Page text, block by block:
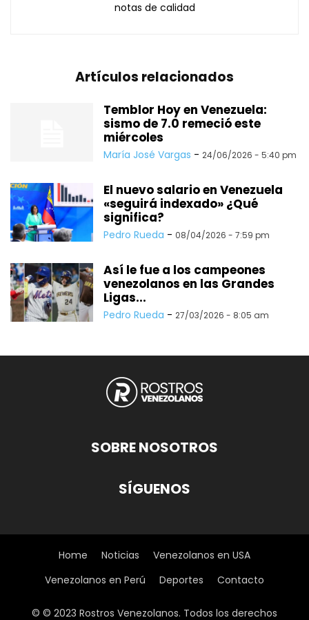
notas de calidad
Artículos relacionados
Temblor Hoy en Venezuela:
sismo de 7.0 remeció este
miércoles
María José Vargas - 24/06/2026 - 5:40 pm
El nuevo salario en Venezuela
«seguirá indexado» ¿Qué
significa?
Pedro Rueda - 08/04/2026 - 7:59 pm
Así le fue a los campeones
venezolanos en las Grandes
Ligas...
Pedro Rueda - 27/03/2026 - 8:05 am
SOBRE NOSOTROS
SÍGUENOS
Home Noticias
Venezolanos en USA
Venezolanos en Perú
Deportes Contacto
© © 2023 Rostros Venezolanos. Todos los derechos